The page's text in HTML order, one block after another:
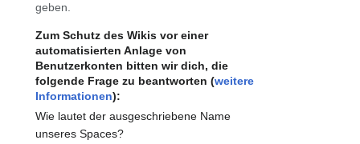
geben.
Zum Schutz des Wikis vor einer
automatisierten Anlage von
Benutzerkonten bitten wir dich, die
folgende Frage zu beantworten (weitere
Informationen):
Wie lautet der ausgeschriebene Name
unseres Spaces?